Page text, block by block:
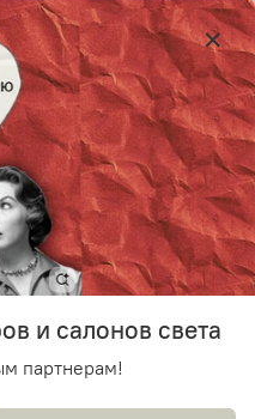
и салонов света
партнерам!